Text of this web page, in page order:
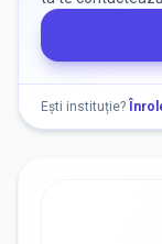
Nu există
Ești instituție?